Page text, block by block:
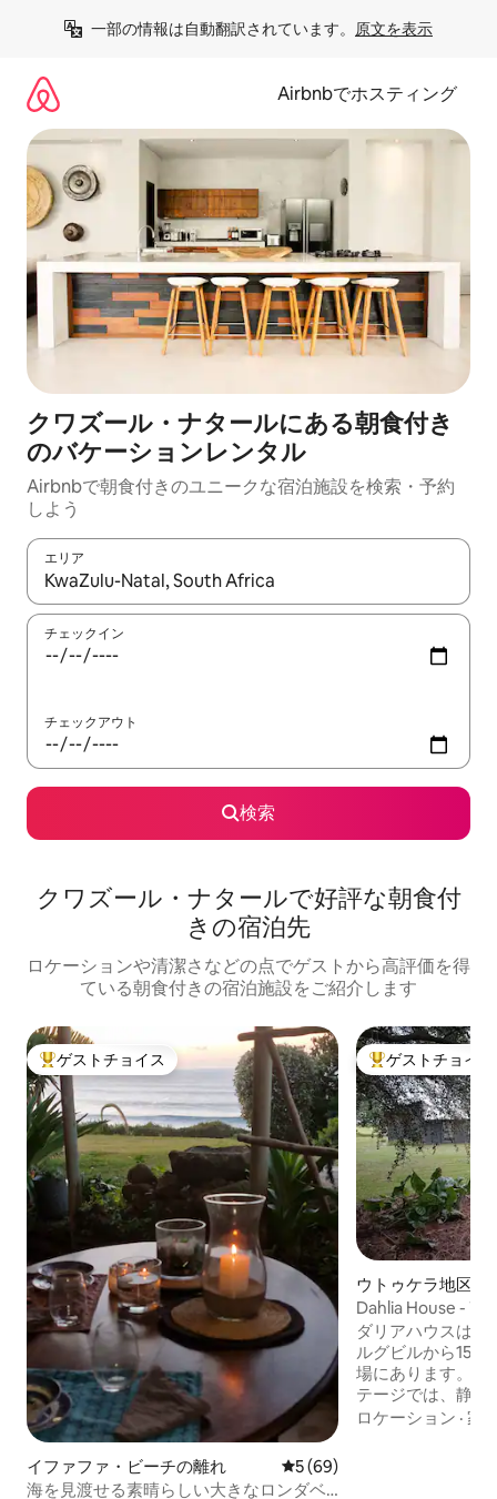
一部の情報は自動翻訳されています。 原文を表示
Airbnbでホスティング
クワズール・ナタールにある朝食付き
のバケーションレンタル
Airbnbで朝食付きのユニークな宿泊施設を検索・予約
しよう
エリア
検索結果が表示されたら、上下の矢印キーを使って移動するか
チェックイン
チェックアウト
検索
クワズール・ナタールで好評な朝食付
きの宿泊先
ロケーションや清潔さなどの点でゲストから高評価を得
ている朝食付きの宿泊施設をご紹介します
大好評のゲストチョイスです。
ゲストチョイス
イファファ・ビーチの離れ レビュー69件、5つ星中5つ
5 (69)
海を見渡せる素晴らしい大きなロンダベ
大好評のゲスト
ゲストチョイス
ウトゥケラ地区自
ームステイ
Dahlia House -
Bergville
ダリアハウスは、
ルグビルから15
場にあります。 この素敵で素朴な自炊コ
テージでは、静か
します。 私たち
ロケーション ·家